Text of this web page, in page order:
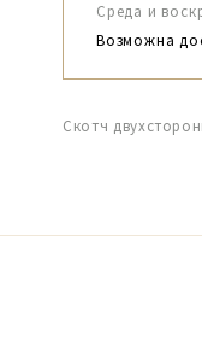
Среда и
Возможна
Скотч